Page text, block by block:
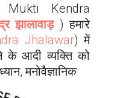
Kendra
झालावाड़ ) हमारे
Jhalawar) में
के आदी व्यक्ति को
मनोवैज्ञानिक